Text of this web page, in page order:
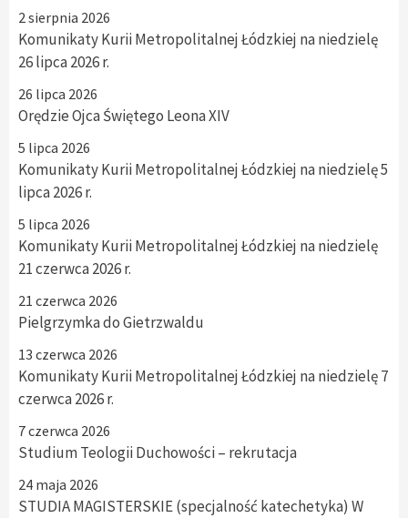
2 sierpnia 2026
Komunikaty Kurii Metropolitalnej Łódzkiej na niedzielę
26 lipca 2026 r.
26 lipca 2026
Orędzie Ojca Świętego Leona XIV
5 lipca 2026
Komunikaty Kurii Metropolitalnej Łódzkiej na niedzielę 5
lipca 2026 r.
5 lipca 2026
Komunikaty Kurii Metropolitalnej Łódzkiej na niedzielę
21 czerwca 2026 r.
21 czerwca 2026
Pielgrzymka do Gietrzwaldu
13 czerwca 2026
Komunikaty Kurii Metropolitalnej Łódzkiej na niedzielę 7
czerwca 2026 r.
7 czerwca 2026
Studium Teologii Duchowości – rekrutacja
24 maja 2026
STUDIA MAGISTERSKIE (specjalność katechetyka) W